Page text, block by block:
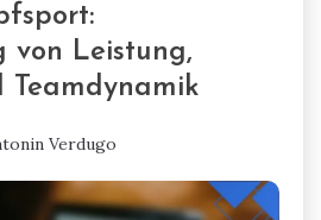
von Leistung,
Teamdynamik
Verdugo